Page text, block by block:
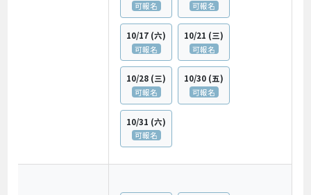
可報名
可報名
10/17 (六)
可報名
10/21 (三)
可報名
10/28 (三)
可報名
10/30 (五)
可報名
10/31 (六)
可報名